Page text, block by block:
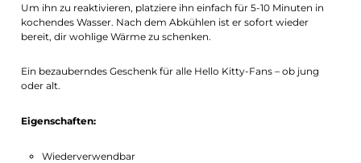
Um ihn zu reaktivieren, platziere ihn einfach für 5-10 Minuten in
kochendes Wasser. Nach dem Abkühlen ist er sofort wieder
bereit, dir wohlige Wärme zu schenken.
Ein bezauberndes Geschenk für alle Hello Kitty-Fans – ob jung
oder alt.
Eigenschaften:
Wiederverwendbar